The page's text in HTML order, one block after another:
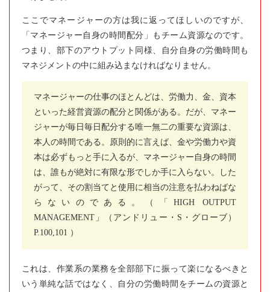
ここでマネージャーの方は我に返ってほしいのですが、
「マネージャー自身の時間配分」もチーム資源なのです。
つまり、部下のアウトプット同様、自分自身の労働時間も
マネジメントの中に組み込まなければなりません。
マネージャーの仕事のほとんどは、労働力、金、資本
といった経営資源の配分と関係がある。だが、マネー
ジャーが毎日毎日配分する唯一無二の重要な資源は、
本人の時間である。原則的に言えば、金や労働力や資
本は必ずもっと手に入るが、マネージャー自身の時間
は、誰もが絶対に有限な形でしか手に入らない。した
がって、その割当てと使用に相当の注意を払わねばな
らないのである。（「HIGH OUTPUT
MANAGEMENT」（アンドリュー・S・グローブ）
P.100,101 ）
これは、作業系の業務を全部部下に振って楽になるべきと
いう単純な話ではなく、自分の労働時間をチームの資源と